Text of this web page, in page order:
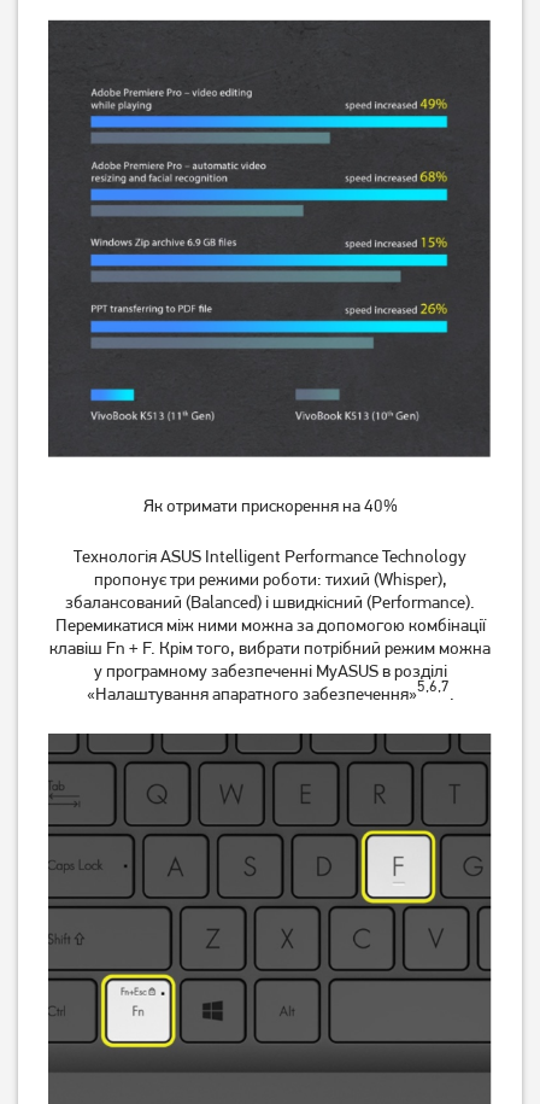
Як отримати прискорення на 40%
Технологія ASUS Intelligent Performance Technology
пропонує три режими роботи: тихий (Whisper),
збалансований (Balanced) і швидкісний (Performance).
Перемикатися між ними можна за допомогою комбінації
клавіш Fn + F. Крім того, вибрати потрібний режим можна
у програмному забезпеченні MyASUS в розділі
«Налаштування апаратного забезпечення»5,6,7